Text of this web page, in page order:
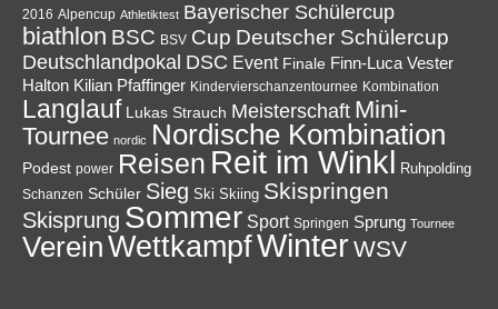
2016 Alpencup Athletiktest Bayerischer Schülercup
biathlon BSC BSV Cup Deutscher Schülercup
Deutschlandpokal DSC Event Finale Finn-Luca Vester
Halton Kilian Pfaffinger Kindervierschanzentournee Kombination
Langlauf Lukas Strauch Meisterschaft Mini-
Tournee nordic Nordische Kombination
Podest power Reisen Reit im Winkl Ruhpolding
Schanzen Schüler Sieg Ski Skiing Skispringen
Skisprung Sommer Sport Springen Sprung Tournee
VereinWettkampfWinterWSV